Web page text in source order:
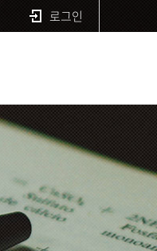
로그인